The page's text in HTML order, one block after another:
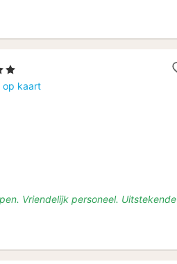
Sterren
op kaart
Vriendelijk personeel. Uitstekende